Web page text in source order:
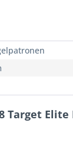
Target